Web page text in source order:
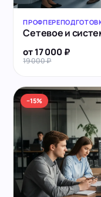
Сетевое и
от 17 000 ₽
19 000 ₽
−15%